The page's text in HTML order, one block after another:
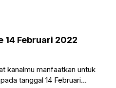
14 Februari 2022
kanalmu manfaatkan untuk
tanggal 14 Februari